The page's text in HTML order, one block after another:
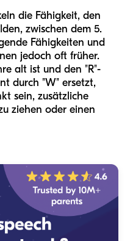
die Fähigkeit, den
zwischen dem 5.
Fähigkeiten und
jedoch oft früher.
alt ist und den "R"-
durch "W" ersetzt,
sein, zusätzliche
ziehen oder einen